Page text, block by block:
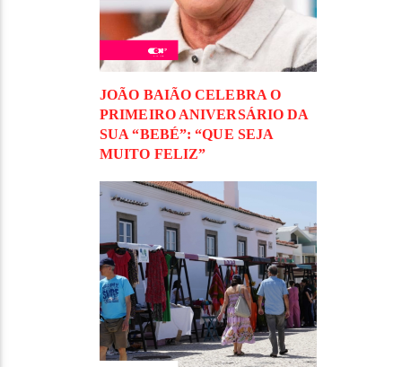
JOÃO BAIÃO CELEBRA O
PRIMEIRO ANIVERSÁRIO DA
SUA “BEBÉ”: “QUE SEJA
MUITO FELIZ”